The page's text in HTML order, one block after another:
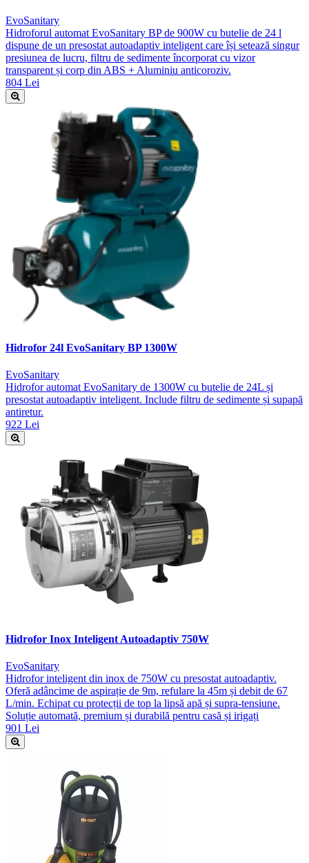
EvoSanitary
Hidroforul automat EvoSanitary BP de 900W cu butelie de 24 l
dispune de un presostat autoadaptiv inteligent care își setează singur
presiunea de lucru, filtru de sedimente încorporat cu vizor
transparent și corp din ABS + Aluminiu anticoroziv.
804 Lei
Hidrofor 24l EvoSanitary BP 1300W
EvoSanitary
Hidrofor automat EvoSanitary de 1300W cu butelie de 24L și
presostat autoadaptiv inteligent. Include filtru de sedimente și supapă
antiretur.
922 Lei
Hidrofor Inox Inteligent Autoadaptiv 750W
EvoSanitary
Hidrofor inteligent din inox de 750W cu presostat autoadaptiv.
Oferă adâncime de aspirație de 9m, refulare la 45m și debit de 67
L/min. Echipat cu protecții de top la lipsă apă și supra-tensiune.
Soluție automată, premium și durabilă pentru casă și irigați
901 Lei